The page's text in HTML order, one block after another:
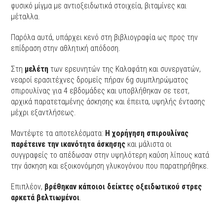
φυσικό μίγμα με αντιοξειδωτικά στοιχεία, βιταμίνες και
μέταλλα.
Παρόλα αυτά, υπάρχει κενό στη βιβλιογραφία ως προς την
επίδραση στην αθλητική απόδοση.
Στη μελέτητων ερευνητών της Καλαφάτη και συνεργατών,
νεαροί ερασιτέχνες δρομείς πήραν 6g συμπληρώματος
σπιρουλίνας για 4 εβδομάδες και υποβλήθηκαν σε τεστ,
αρχικά παρατεταμένης άσκησης και έπειτα, υψηλής έντασης
μέχρι εξαντλήσεως.
Μαντέψτε τα αποτελέσματα: Η χορήγηση σπιρουλίνας
παρέτεινε την ικανότητα άσκησης και μάλιστα οι
συγγραφείς το απέδωσαν στην υψηλότερη καύση λίπους κατά
την άσκηση και εξοικονόμηση γλυκογόνου που παρατηρήθηκε.
Επιπλέον, βρέθηκαν κάποιοι δείκτες οξειδωτικού στρες
αρκετά βελτιωμένοι